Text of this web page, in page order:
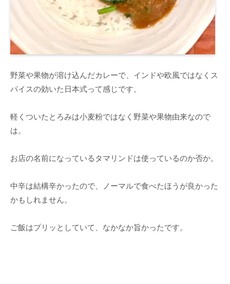
野菜や果物が溶け込んだカレーで、インドや欧風ではなくス
パイスの効いた日本式って感じです。
軽くついたとろみは小麦粉ではなく野菜や果物由来なので
は。
お店の名前になっているタマリンドは使っているのか否か。
中辛は結構辛かったので、ノーマルで食べたほうが良かった
かもしれません。
ご飯はプリッとしていて、なかなか旨かったです。